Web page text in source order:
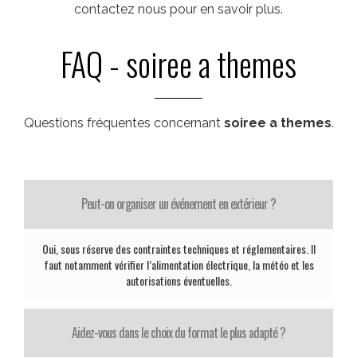
contactez nous pour en savoir plus.
FAQ - soiree a themes
Questions fréquentes concernant soiree a themes.
Peut-on organiser un événement en extérieur ?
Oui, sous réserve des contraintes techniques et réglementaires. Il
faut notamment vérifier l’alimentation électrique, la météo et les
autorisations éventuelles.
Aidez-vous dans le choix du format le plus adapté ?